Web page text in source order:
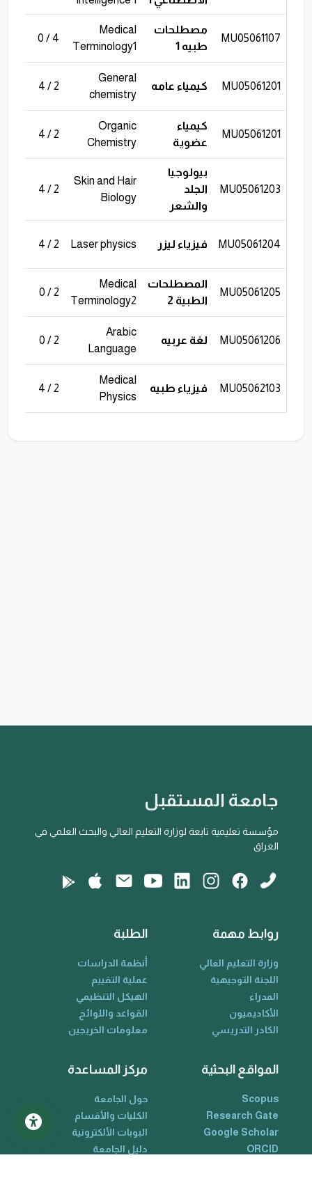
MU05061107
مصطلحات
طبيه 1
Medical
Terminology1
4 / 0
MU05061201 كيمياء عامه
General
chemistry
2 / 4
MU05061201
كيمياء
عضوية
Organic
Chemistry
2 / 4
MU05061203
بيولوجيا
الجلد
والشعر
Skin and Hair
Biology
2 / 4
MU05061204 فيزياء ليزر Laser physics
2 / 4
MU05061205
المصطلحات
الطبية 2
Medical
Terminology2
2 / 0
MU05061206 لغة عربيه
Arabic
Language
2 / 0
MU05062103 فيزياء طبيه
Medical
Physics
2 / 4
جامعة المستقبل
مؤسسة تعليمية تابعة لوزارة التعليم العالي والبحث العلمي في
العراق
روابط مهمة
وزارة التعليم العالي
اللجنة التوجيهية
المدراء
الأكاديميون
الكادر التدريسي
الطلبة
أنظمة الدراسات
عملية التقييم
الهيكل التنظيمي
القواعد واللوائح
معلومات الخريجين
المواقع البحثية
Scopus
Research Gate
Google Scholar
ORCID
مركز المساعدة
حول الجامعة
الكليات والأقسام
البوبات الألكترونية
دليل الجامعة